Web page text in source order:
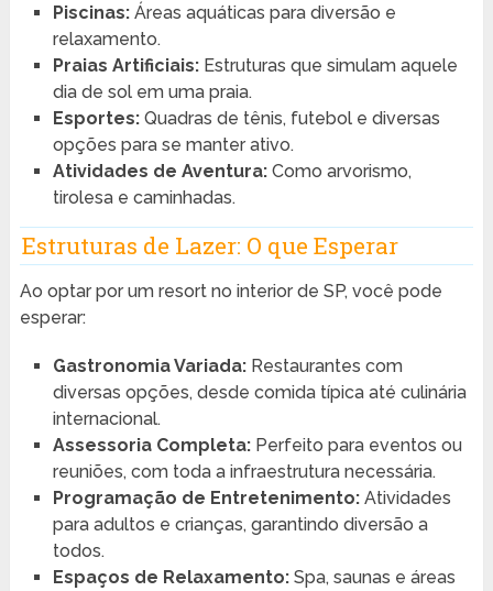
Piscinas:Áreas aquáticas para diversão e
relaxamento.
Praias Artificiais:Estruturas que simulam aquele
dia de sol em uma praia.
Esportes:Quadras de tênis, futebol e diversas
opções para se manter ativo.
Atividades de Aventura:Como arvorismo,
tirolesa e caminhadas.
Estruturas de Lazer: O que Esperar
Ao optar por um resort no interior de SP, você pode
esperar:
Gastronomia Variada:Restaurantes com
diversas opções, desde comida típica até culinária
internacional.
Assessoria Completa:Perfeito para eventos ou
reuniões, com toda a infraestrutura necessária.
Programação de Entretenimento:Atividades
para adultos e crianças, garantindo diversão a
todos.
Espaços de Relaxamento:Spa, saunas e áreas